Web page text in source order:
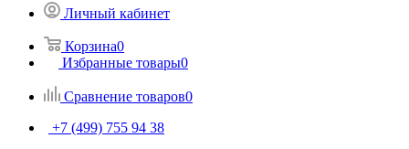
Личный кабинет
Корзина0
Избранные товары0
Сравнение товаров0
+7 (499) 755 94 38